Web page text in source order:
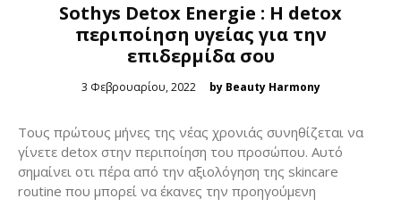
Sothys Detox Energie : H detox
περιποίηση υγείας για την
επιδερμίδα σου
Posted
3 Φεβρουαρίου, 2022 by Beauty Harmony
Τους πρώτους μήνες της νέας χρονιάς συνηθίζεται να
γίνετε detox στην περιποίηση του προσώπου. Αυτό
σημαίνει οτι πέρα από την αξιολόγηση της skincare
routine που μπορεί να έκανες την προηγούμενη